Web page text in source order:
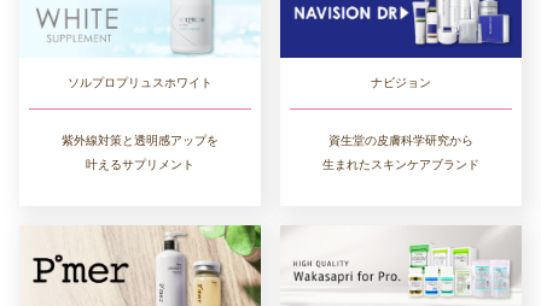
ソルプロプリュスホワイト
紫外線対策と透明感アップを
叶えるサプリメント
ナビジョン
資生堂の皮膚科学研究から
生まれたスキンケアブランド